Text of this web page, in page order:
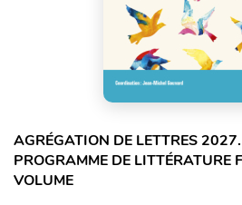
AGRÉGATION DE LETTRES
PROGRAMME DE LITTÉRATURE
VOLUME